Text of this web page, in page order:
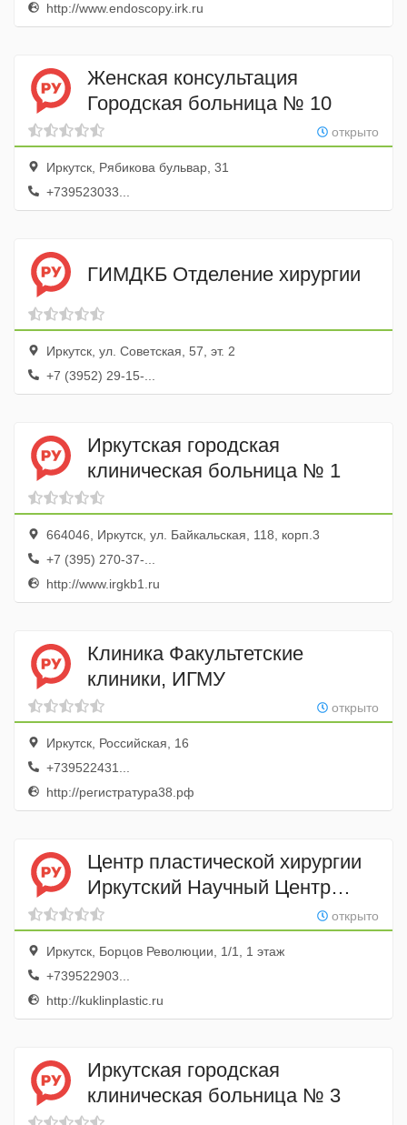
http://www.endoscopy.irk.ru
Женская консультация
Городская больница № 10
открыто
Иркутск, Рябикова бульвар, 31
+739523033...
ГИМДКБ Отделение хирургии
Иркутск, ул. Советская, 57, эт. 2
+7 (3952) 29-15-...
Иркутская городская
клиническая больница № 1
664046, Иркутск, ул. Байкальская, 118, корп.3
+7 (395) 270-37-...
http://www.irgkb1.ru
Клиника Факультетские
клиники, ИГМУ
открыто
Иркутск, Российская, 16
+739522431...
http://регистратура38.рф
Центр пластической хирургии
Иркутский Научный Центр
Хирургии и Травматологии,
Фгбну
открыто
Иркутск, Борцов Революции, 1/1, 1 этаж
+739522903...
http://kuklinplastic.ru
Иркутская городская
клиническая больница № 3